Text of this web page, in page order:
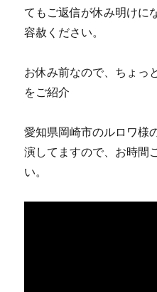
てもご返信が休み明けに
容赦ください。
お休み前なので、ちょっ
をご紹介
愛知県岡崎市のルロワ様
演してますので、お時間
い。